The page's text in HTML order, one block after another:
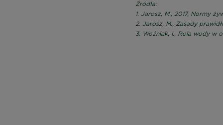
Źródła:
1. Jarosz, M., 2017, Normy
2. Jarosz, M., Zasady
3. Woźniak, I., Rola wody w